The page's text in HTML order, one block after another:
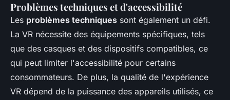
Problèmes techniques et d'accessibilité
Les problèmes techniques sont également un défi.
La VR nécessite des équipements spécifiques, tels
que des casques et des dispositifs compatibles, ce
qui peut limiter l'accessibilité pour certains
consommateurs. De plus, la qualité de l'expérience
VR dépend de la puissance des appareils utilisés, ce